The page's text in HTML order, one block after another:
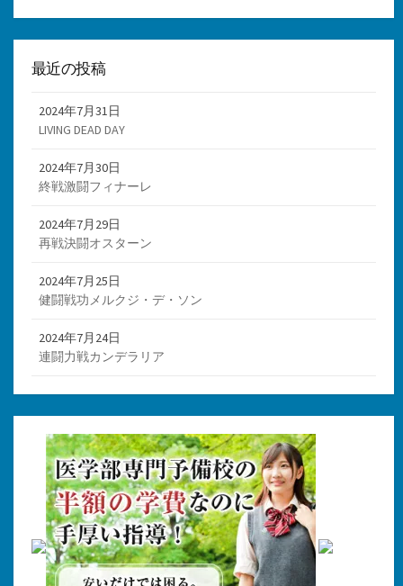
最近の投稿
2024年7月31日
LIVING DEAD DAY
2024年7月30日
終戦激闘フィナーレ
2024年7月29日
再戦決闘オスターン
2024年7月25日
健闘戦功メルクジ・デ・ソン
2024年7月24日
連闘力戦カンデラリア